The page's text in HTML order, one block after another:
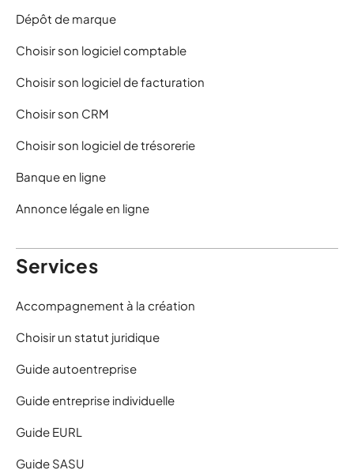
Dépôt de marque
Choisir son logiciel comptable
Choisir son logiciel de facturation
Choisir son CRM
Choisir son logiciel de trésorerie
Banque en ligne
Annonce légale en ligne
Services
Accompagnement à la création
Choisir un statut juridique
Guide autoentreprise
Guide entreprise individuelle
Guide EURL
Guide SASU